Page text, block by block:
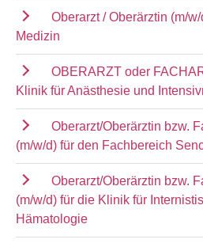
Oberarzt / Oberärztin (m/
Medizin
OBERARZT oder
Klinik für Anästhesie und
Oberarzt/Oberärztin bzw.
(m/w/d) für den Fachbereich
Oberarzt/Oberärztin bzw.
(m/w/d) für die Klinik für
Hämatologie